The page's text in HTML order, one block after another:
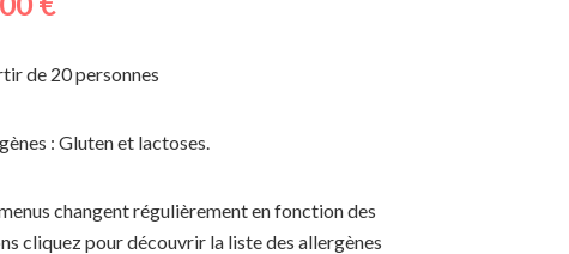
de 20 personnes
: Gluten et lactoses.
changent régulièrement en fonction des
cliquez pour découvrir la liste des allergènes